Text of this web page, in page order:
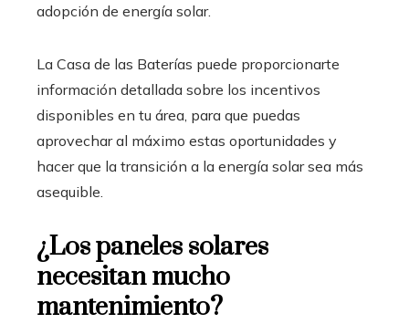
adopción de energía solar.
La Casa de las Baterías puede proporcionarte
información detallada sobre los incentivos
disponibles en tu área, para que puedas
aprovechar al máximo estas oportunidades y
hacer que la transición a la energía solar sea más
asequible.
¿Los paneles solares
necesitan mucho
mantenimiento?